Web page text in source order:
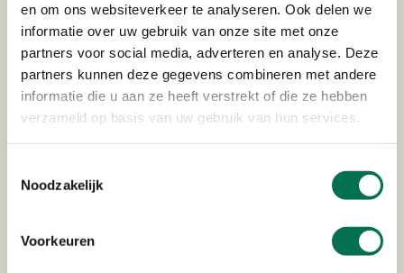
en om ons websiteverkeer te analyseren. Ook delen we
informatie over uw gebruik van onze site met onze
partners voor social media, adverteren en analyse. Deze
partners kunnen deze gegevens combineren met andere
informatie die u aan ze heeft verstrekt of die ze hebben
verzameld op basis van uw gebruik van hun services.
Noodzakelijk
Voorkeuren
Waterschap Hollandse Delta
Veerweg 51, 3336 LM Zwijndrecht
Lindtsedijk 84, 3336 LE Zwijndrecht